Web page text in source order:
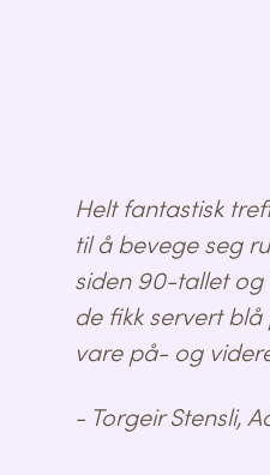
Helt fantastisk
til å bevege seg
siden 90-tallet og
de fikk servert
vare på- og
- Torgeir Stensli,